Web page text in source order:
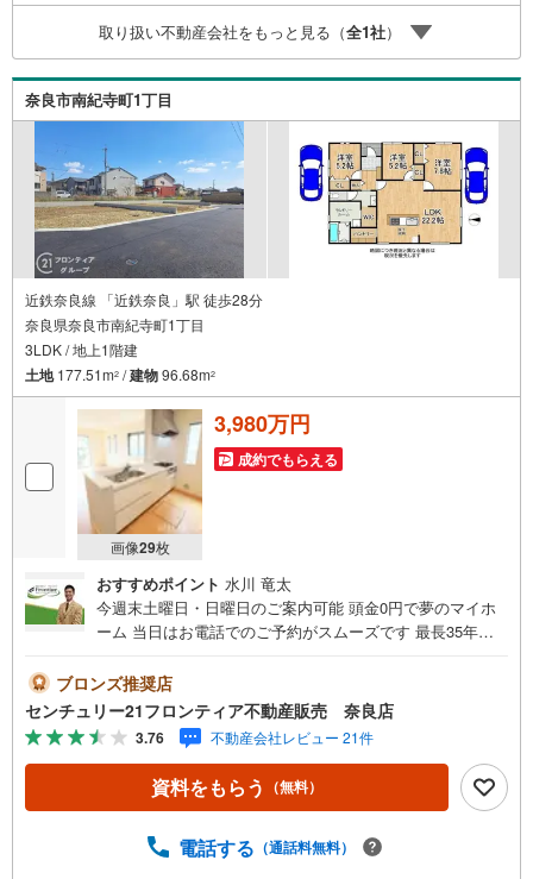
に審査が可能！4.物件のお引渡し後に必要になったお家の
リフォームも弊社のリフォームプランナーがご提案！弊社
は専門家同士が連携をとっているため、より多くの知見が
ございます。お気軽にお問合せください！
取り扱い不動産会社をもっと見る（全1社）
奈良市南紀寺町1丁目
近鉄奈良線 「近鉄奈良」駅 徒歩28分
奈良県奈良市南紀寺町1丁目
3LDK / 地上1階建
土地177.51m2 /建物96.68m2
画像29枚
3,980万円
成約でもらえる
おすすめポイント 水川 竜太
今週末土曜日・日曜日のご案内可能 頭金0円で夢のマイホ
ーム 当日はお電話でのご予約がスムーズです 最長35年の
分（560m）・近鉄難波・奈良線「近鉄奈良駅」歩28分（21
90m）・飛鳥小学校歩11分（850m）・飛鳥中学校歩25分
（2000m） 特徴・住宅性能評価5分野7項目で最も高い等級
取得を標準化！最長35年の定期点検・長期保証で安心・長
期優良住宅/3LDK/2台駐車可/LDK22.2帖/WIC/平屋 弊社が選
ばれる理由 1.お金の扱い方のプロ、ファイナンシャルプラ
きる売却専門チームあり！3.たくさんの銀行と繋がりがあ
ブロンズ推奨店
センチュリー21フロンティア不動産販売 奈良店
3.76 不動産会社レビュー 21件
資料をもらう （無料）
電話する （通話料無料）